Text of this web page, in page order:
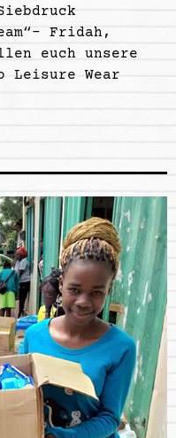
Fridah,
euch unsere
Wear